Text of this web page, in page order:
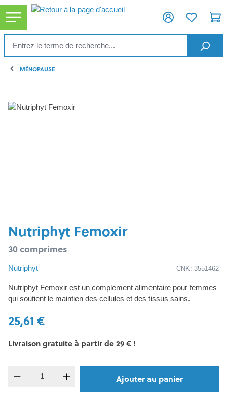
principal
MÉNOPAUSE
Ignorer la galerie d'images
Nutriphyt Femoxir
30 comprimes
Nutriphyt CNK: 3551462
Nutriphyt Femoxir est un complement alimentaire pour femmes
qui soutient le maintien des cellules et des tissus sains.
25,61 €
Livraison gratuite à partir de 29 € !
Quantité de produit : Entrez la quantité
Ajouter au panier